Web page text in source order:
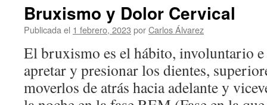
¿frío
Bruxismo y Dolor Cervical
Publicada el 1 febrero, 2023 porCarlos Álvarez
El bruxismo es el hábito, involuntario e
apretar y presionar los dientes,
moverlos de atrás hacia adelante y